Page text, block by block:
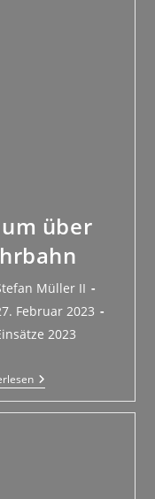
über
Müller II
Februar 2023
2023